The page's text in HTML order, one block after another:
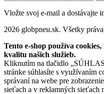
Vložte svoj e-mail a dostávajte
2026 globpneu.sk. Všetky
Tento e-shop používa
kvalitu našich služieb.
Kliknutím na tlačidlo
stránke súhlasíte s využívaním
správaní na webe pre
sieťach a v reklamných sieťach